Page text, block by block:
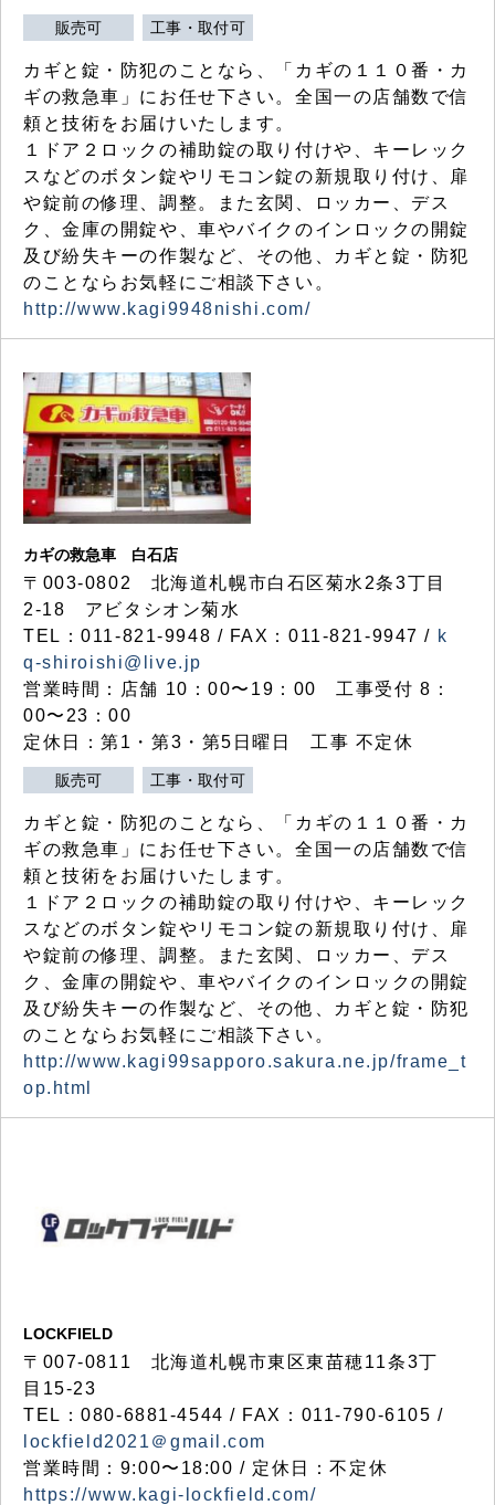
販売可 工事・取付可
カギと錠・防犯のことなら、「カギの１１０番・カ
ギの救急車」にお任せ下さい。全国一の店舗数で信
頼と技術をお届けいたします。
１ドア２ロックの補助錠の取り付けや、キーレック
スなどのボタン錠やリモコン錠の新規取り付け、扉
や錠前の修理、調整。また玄関、ロッカー、デス
ク、金庫の開錠や、車やバイクのインロックの開錠
及び紛失キーの作製など、その他、カギと錠・防犯
のことならお気軽にご相談下さい。
http://www.kagi9948nishi.com/
カギの救急車 白石店
〒003-0802 北海道札幌市白石区菊水2条3丁目
2-18 アビタシオン菊水
TEL：011-821-9948 / FAX：011-821-9947 / k
q-shiroishi@live.jp
営業時間：店舗 10：00〜19：00 工事受付 8：
00〜23：00
定休日：第1・第3・第5日曜日 工事 不定休
販売可 工事・取付可
カギと錠・防犯のことなら、「カギの１１０番・カ
ギの救急車」にお任せ下さい。全国一の店舗数で信
頼と技術をお届けいたします。
１ドア２ロックの補助錠の取り付けや、キーレック
スなどのボタン錠やリモコン錠の新規取り付け、扉
や錠前の修理、調整。また玄関、ロッカー、デス
ク、金庫の開錠や、車やバイクのインロックの開錠
及び紛失キーの作製など、その他、カギと錠・防犯
のことならお気軽にご相談下さい。
http://www.kagi99sapporo.sakura.ne.jp/frame_t
op.html
LOCKFIELD
〒007-0811 北海道札幌市東区東苗穂11条3丁
目15-23
TEL：080-6881-4544 / FAX：011-790-6105 /
lockfield2021＠gmail.com
営業時間：9:00〜18:00 / 定休日：不定休
https://www.kagi-lockfield.com/